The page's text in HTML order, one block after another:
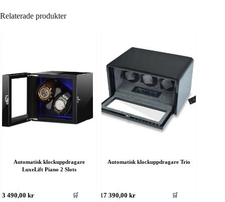
Relaterade produkter
Automatisk klockuppdragare
LuxeLift Piano 2 Slots
3 490,00kr 🛒
Automatisk klockuppdragare Trio
17 390,00 kr 🛒